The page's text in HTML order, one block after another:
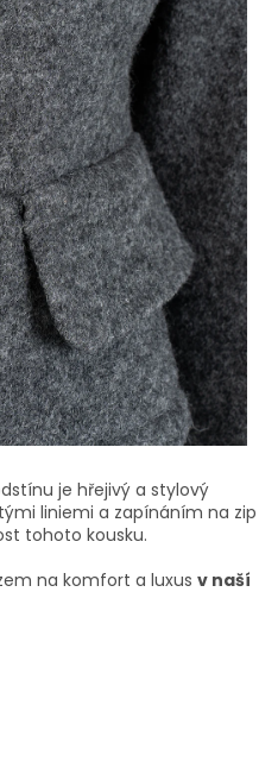
je hřejivý a stylový
liniemi a zapínáním na zip
tohoto kousku.
na komfort a luxus v naší